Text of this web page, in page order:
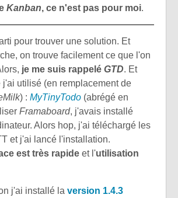
Kanban, ce n'est pas pour moi.
pour trouver une solution. Et
on trouve facilement ce que l'on
je me suis rappelé GTD. Et
j'ai utilisé (en remplacement de
) : MyTinyTodo (abrégé en
Framaboard, j'avais installé
Alors hop, j'ai téléchargé les
et j'ai lancé l'installation.
est très rapide et l'utilisation
j'ai installé la version 1.4.3